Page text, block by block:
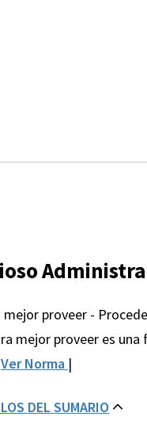
mejor proveer -
mejor proveer es
Ver Norma |
DEL SUMARIO